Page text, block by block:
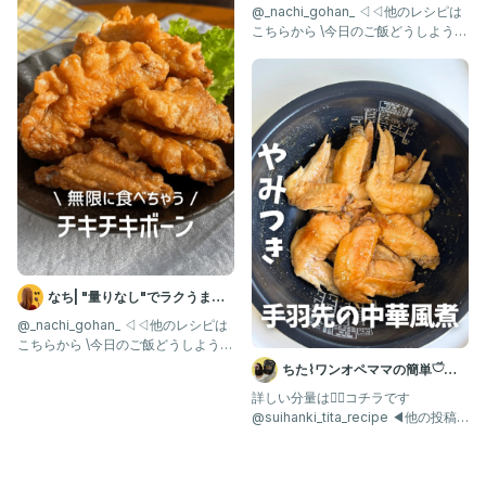
なち| "量りなし"でラクうまご
はん
@_nachi_gohan_ ◁◁他のレシピは
こちらから \今日のご飯どうしよう？
はん
@_nachi_gohan_ ◁◁他のレシピは
こちらから \今日のご飯どうしよう？
ちた⌇ワンオペママの簡単𓎩炊
飯器レシピ
詳しい分量は👇🏻コチラです
@suihanki_tita_recipe ◀︎他の投稿